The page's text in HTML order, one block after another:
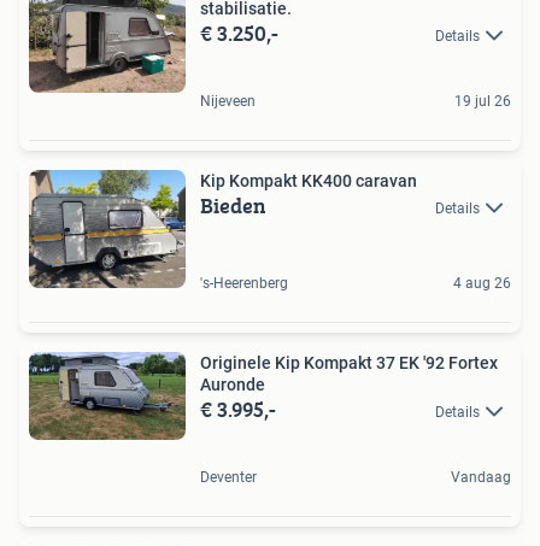
stabilisatie.
€ 3.250,- Details
Nijeveen 19 jul 26
Kip Kompakt KK400 caravan
Bieden Details
's-Heerenberg 4 aug 26
Originele Kip Kompakt 37 EK '92 Fortex
Auronde
€ 3.995,- Details
Deventer Vandaag